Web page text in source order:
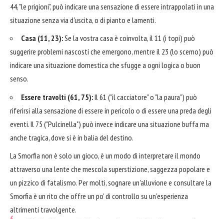
44, "le prigioni", può indicare una sensazione di essere intrappolati in una
situazione senza via d'uscita, o di pianto e lamenti.
Casa (11, 23):Se la vostra casa è coinvolta, il 11 (i topi) può
suggerire problemi nascosti che emergono, mentre il 23 (lo scemo) può
indicare una situazione domestica che sfugge a ogni logica o buon
senso.
Essere travolti (61, 75):Il 61 ("il cacciatore" o "la paura") può
riferirsi alla sensazione di essere in pericolo o di essere una preda degli
eventi. Il 75 ("Pulcinella") può invece indicare una situazione buffa ma
anche tragica, dove si è in balia del destino.
La Smorfia non è solo un gioco, è un modo di interpretare il mondo
attraverso una lente che mescola superstizione, saggezza popolare e
un pizzico di fatalismo. Per molti, sognare un'alluvione e consultare la
Smorfia è un rito che offre un po' di controllo su un'esperienza
altrimenti travolgente.